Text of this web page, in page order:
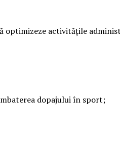
activitățile
dopajului în sport;